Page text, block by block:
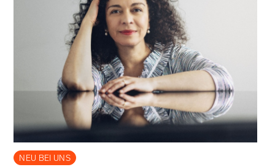
NEU BEI UNS